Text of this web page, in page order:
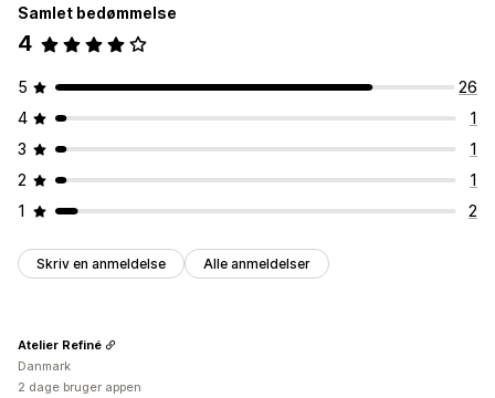
Samlet bedømmelse
4
5
26
4
1
3
1
2
1
1
2
Skriv en anmeldelse Alle anmeldelser
Atelier Refiné
Danmark
2 dage bruger appen